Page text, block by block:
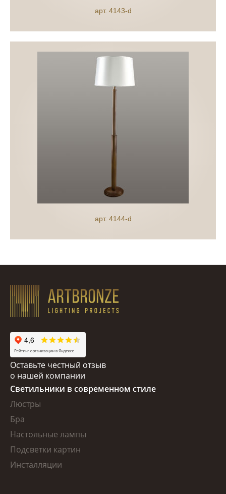
арт. 4143-d
арт. 4144-d
Оставьте честный отзыв
о нашей компании
Светильники в современном стиле
Люстры
Бра
Настольные лампы
Подсветки картин
Инсталляции